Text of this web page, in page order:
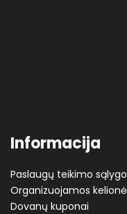
Informacija
Paslaugų teikimo
Organizuojamos
Dovanų kuponai